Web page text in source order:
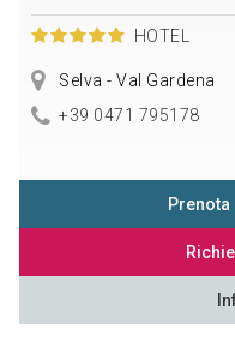
HOTEL
Selva - Val Gardena
+39 0471 795178